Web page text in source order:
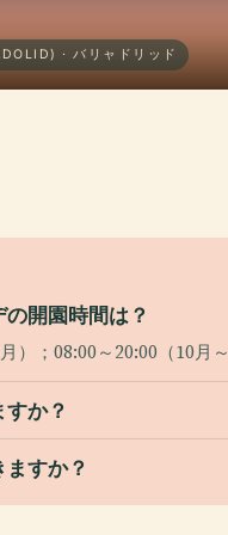
· バリャドリッド
開園時間は？
）；08:00～20:00（10月～
か？
すか？